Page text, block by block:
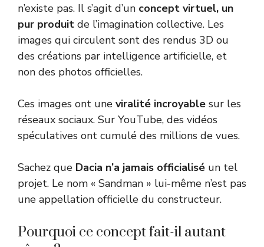
n’existe pas. Il s’agit d’un concept virtuel, un
pur produit de l’imagination collective. Les
images qui circulent sont des rendus 3D ou
des créations par intelligence artificielle, et
non des photos officielles.
Ces images ont une viralité incroyable sur les
réseaux sociaux. Sur YouTube, des vidéos
spéculatives ont cumulé des millions de vues.
Sachez que Dacia n’a jamais officialisé un tel
projet. Le nom « Sandman » lui-même n’est pas
une appellation officielle du constructeur.
Pourquoi ce concept fait-il autant